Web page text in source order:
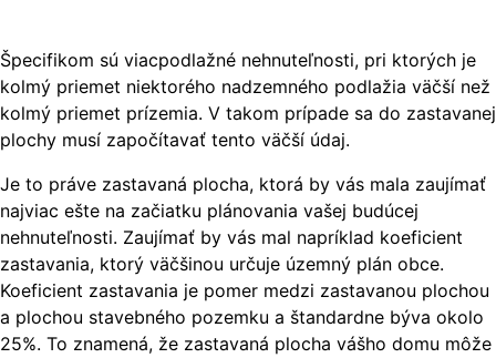
Špecifikom sú viacpodlažné nehnuteľnosti, pri ktorých je
kolmý priemet niektorého nadzemného podlažia väčší než
kolmý priemet prízemia. V takom prípade sa do zastavanej
plochy musí započítavať tento väčší údaj.
Je to práve zastavaná plocha, ktorá by vás mala zaujímať
najviac ešte na začiatku plánovania vašej budúcej
nehnuteľnosti. Zaujímať by vás mal napríklad koeficient
zastavania, ktorý väčšinou určuje územný plán obce.
Koeficient zastavania je pomer medzi zastavanou plochou
a plochou stavebného pozemku a štandardne býva okolo
25%. To znamená, že zastavaná plocha vášho domu môže